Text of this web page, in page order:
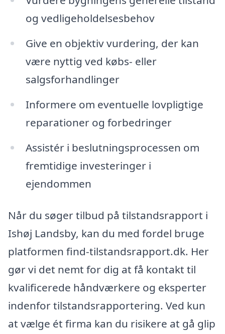
og vedligeholdelsesbehov
Give en objektiv vurdering, der kan
være nyttig ved købs- eller
salgsforhandlinger
Informere om eventuelle lovpligtige
reparationer og forbedringer
Assistér i beslutningsprocessen om
fremtidige investeringer i
ejendommen
Når du søger tilbud på tilstandsrapport i
Ishøj Landsby, kan du med fordel bruge
platformen find-tilstandsrapport.dk. Her
gør vi det nemt for dig at få kontakt til
kvalificerede håndværkere og eksperter
indenfor tilstandsrapportering. Ved kun
at vælge ét firma kan du risikere at gå glip